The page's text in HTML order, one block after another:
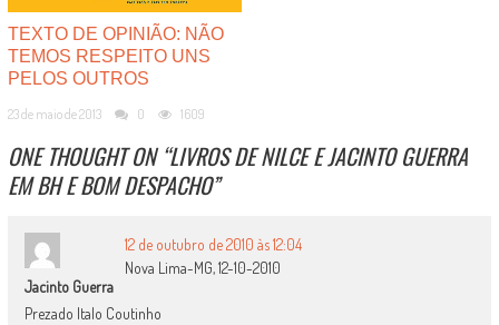
TEXTO DE OPINIÃO: NÃO
TEMOS RESPEITO UNS
PELOS OUTROS
23 de maio de 2013 0 1609
ONE THOUGHT ON “LIVROS DE NILCE E JACINTO GUERRA
EM BH E BOM DESPACHO”
Jacinto Guerra
12 de outubro de 2010 às 12:04
Nova Lima-MG, 12-10-2010
Prezado Italo Coutinho